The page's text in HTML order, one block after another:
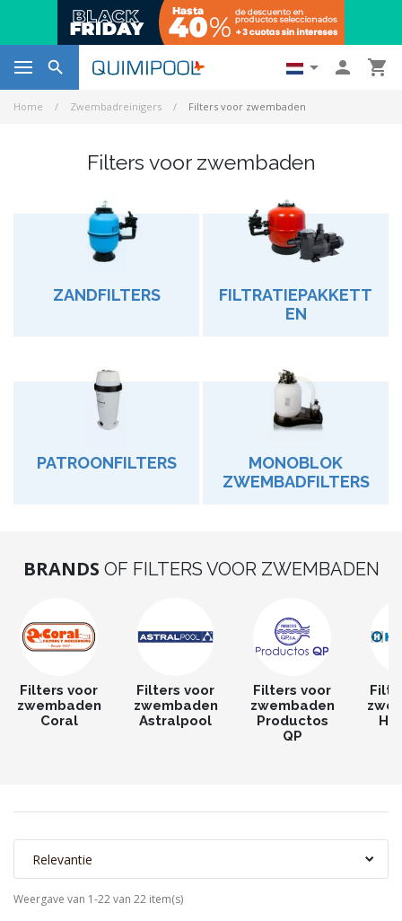
   
Home Zwembadreinigers Filters voor zwembaden
Filters voor zwembaden
ZANDFILTERS
FILTRATIEPAKKETT
EN
PATROONFILTERS
MONOBLOK
ZWEMBADFILTERS
BRANDS OF FILTERS VOOR ZWEMBADEN
Filters voor
zwembaden
Coral
Filters voor
zwembaden
Astralpool
Filters voor
zwembaden
Productos
QP
Relevantie
Weergave van 1-22 van 22 item(s)